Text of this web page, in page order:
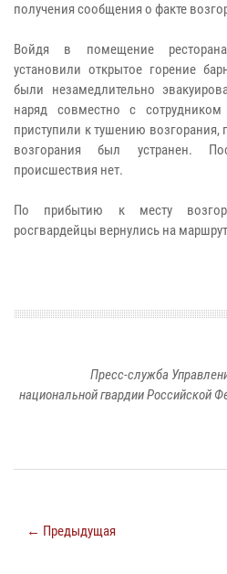
получения сообщения о факте
Войдя в помещение
установили открытое горение
были незамедлительно
наряд совместно с
приступили к тушению возгорания,
возгорания был устранен.
происшествия нет.
По прибытию к месту
росгвардейцы вернулись на
Пресс-служба
национальной гвардии Российской
← Предыдущая